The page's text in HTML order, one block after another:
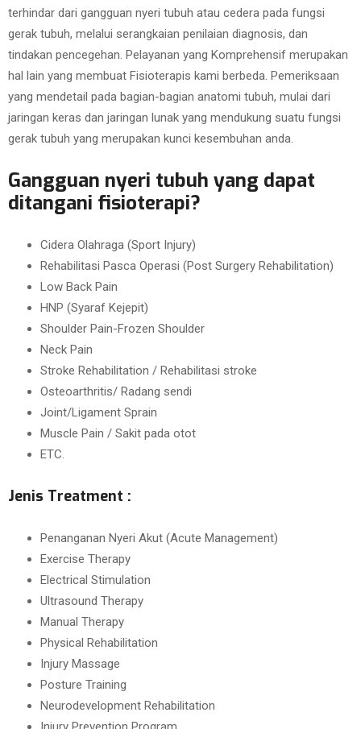
terhindar dari gangguan nyeri tubuh atau cedera pada fungsi
gerak tubuh, melalui serangkaian penilaian diagnosis, dan
tindakan pencegehan. Pelayanan yang Komprehensif merupakan
hal lain yang membuat Fisioterapis kami berbeda. Pemeriksaan
yang mendetail pada bagian-bagian anatomi tubuh, mulai dari
jaringan keras dan jaringan lunak yang mendukung suatu fungsi
gerak tubuh yang merupakan kunci kesembuhan anda.
Gangguan nyeri tubuh yang dapat
ditangani fisioterapi?
Cidera Olahraga (Sport Injury)
Rehabilitasi Pasca Operasi (Post Surgery Rehabilitation)
Low Back Pain
HNP (Syaraf Kejepit)
Shoulder Pain-Frozen Shoulder
Neck Pain
Stroke Rehabilitation / Rehabilitasi stroke
Osteoarthritis/ Radang sendi
Joint/Ligament Sprain
Muscle Pain / Sakit pada otot
ETC.
Jenis Treatment :
Penanganan Nyeri Akut (Acute Management)
Exercise Therapy
Electrical Stimulation
Ultrasound Therapy
Manual Therapy
Physical Rehabilitation
Injury Massage
Posture Training
Neurodevelopment Rehabilitation